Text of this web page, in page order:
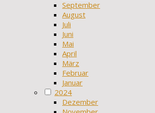
September
August
Juli
Juni
Mai
April
März
Februar
Januar
2024
Dezember